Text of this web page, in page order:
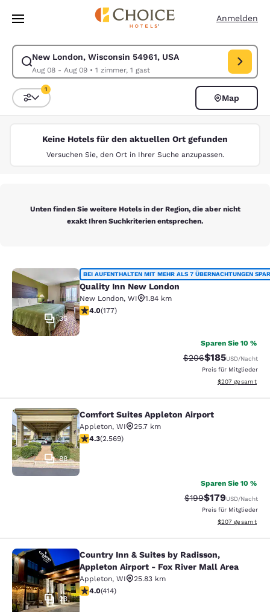
Weiter Zu Hauptinhalt
Anmelden
New London, Wisconsin 54961, USA
Aug 08 - Aug 09• 1 zimmer, 1 gast
Suche für New London, Wisconsin 54961, USA ändern. Check-in-
Sortieren und Filtern,
1
Map
Keine Hotels für den aktuellen Ort gefunden
Versuchen Sie, den Ort in Ihrer Suche anzupassen.
Unten finden Sie weitere Hotels in der Region, die aber nicht
exakt Ihren Suchkriterien entsprechen.
Quality Inn New London
35
BEI AUFENTHALTEN MIT MEHR ALS 7 ÜBERNACHTUNGEN
Quality Inn New London
New London, WI
1.84 km
4.03-Sterne-Bewertung. Sehr gut. 177 Bewertungen
4.0(177)
Sparen Sie 10 %
Durchgestrichener
$206Vergünstigter
$185USD/Nacht
Preis für Mitglieder
Geschätzte
$207 gesamt
Comfort Suites Appleton Airport
88
Comfort Suites Appleton Airport
Appleton, WI
25.7 km
4.25-Sterne-Bewertung. Hervorragend. 2569
4.3(2.569)
Sparen Sie 10 %
Durchgestrichener
$199Vergünstigter
$179USD/Nacht
Preis für Mitglieder
Geschätzte
$207 gesamt
Country Inn & Suites by Radisson,
23
Country Inn & Suites by Radisson,
Appleton Airport - Fox River Mall Area
Appleton, WI
25.83 km
3.96-Sterne-Bewertung. Gut. 414 Bewertungen
4.0(414)